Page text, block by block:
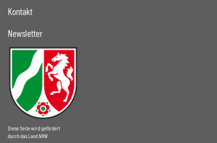
Kontakt
Newsletter
Diese Seite wird gefördert
durch das Land NRW.